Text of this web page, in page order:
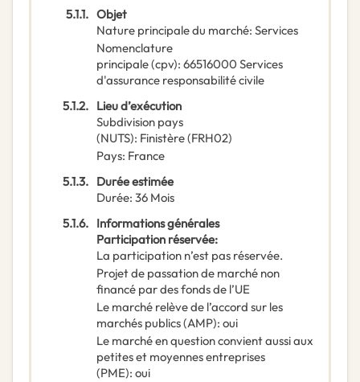
5.1.1. Objet
Nature principale du marché: Services
Nomenclature
principale(cpv): 66516000 Services
d'assurance responsabilité civile
5.1.2. Lieu d’exécution
Subdivision pays
(NUTS): Finistère(FRH02)
Pays: France
5.1.3. Durée estimée
Durée: 36 Mois
5.1.6. Informations générales
Participation réservée:
La participation n’est pas réservée.
Projet de passation de marché non
financé par des fonds de l’UE
Le marché relève de l’accord sur les
marchés publics (AMP): oui
Le marché en question convient aussi aux
petites et moyennes entreprises
(PME): oui